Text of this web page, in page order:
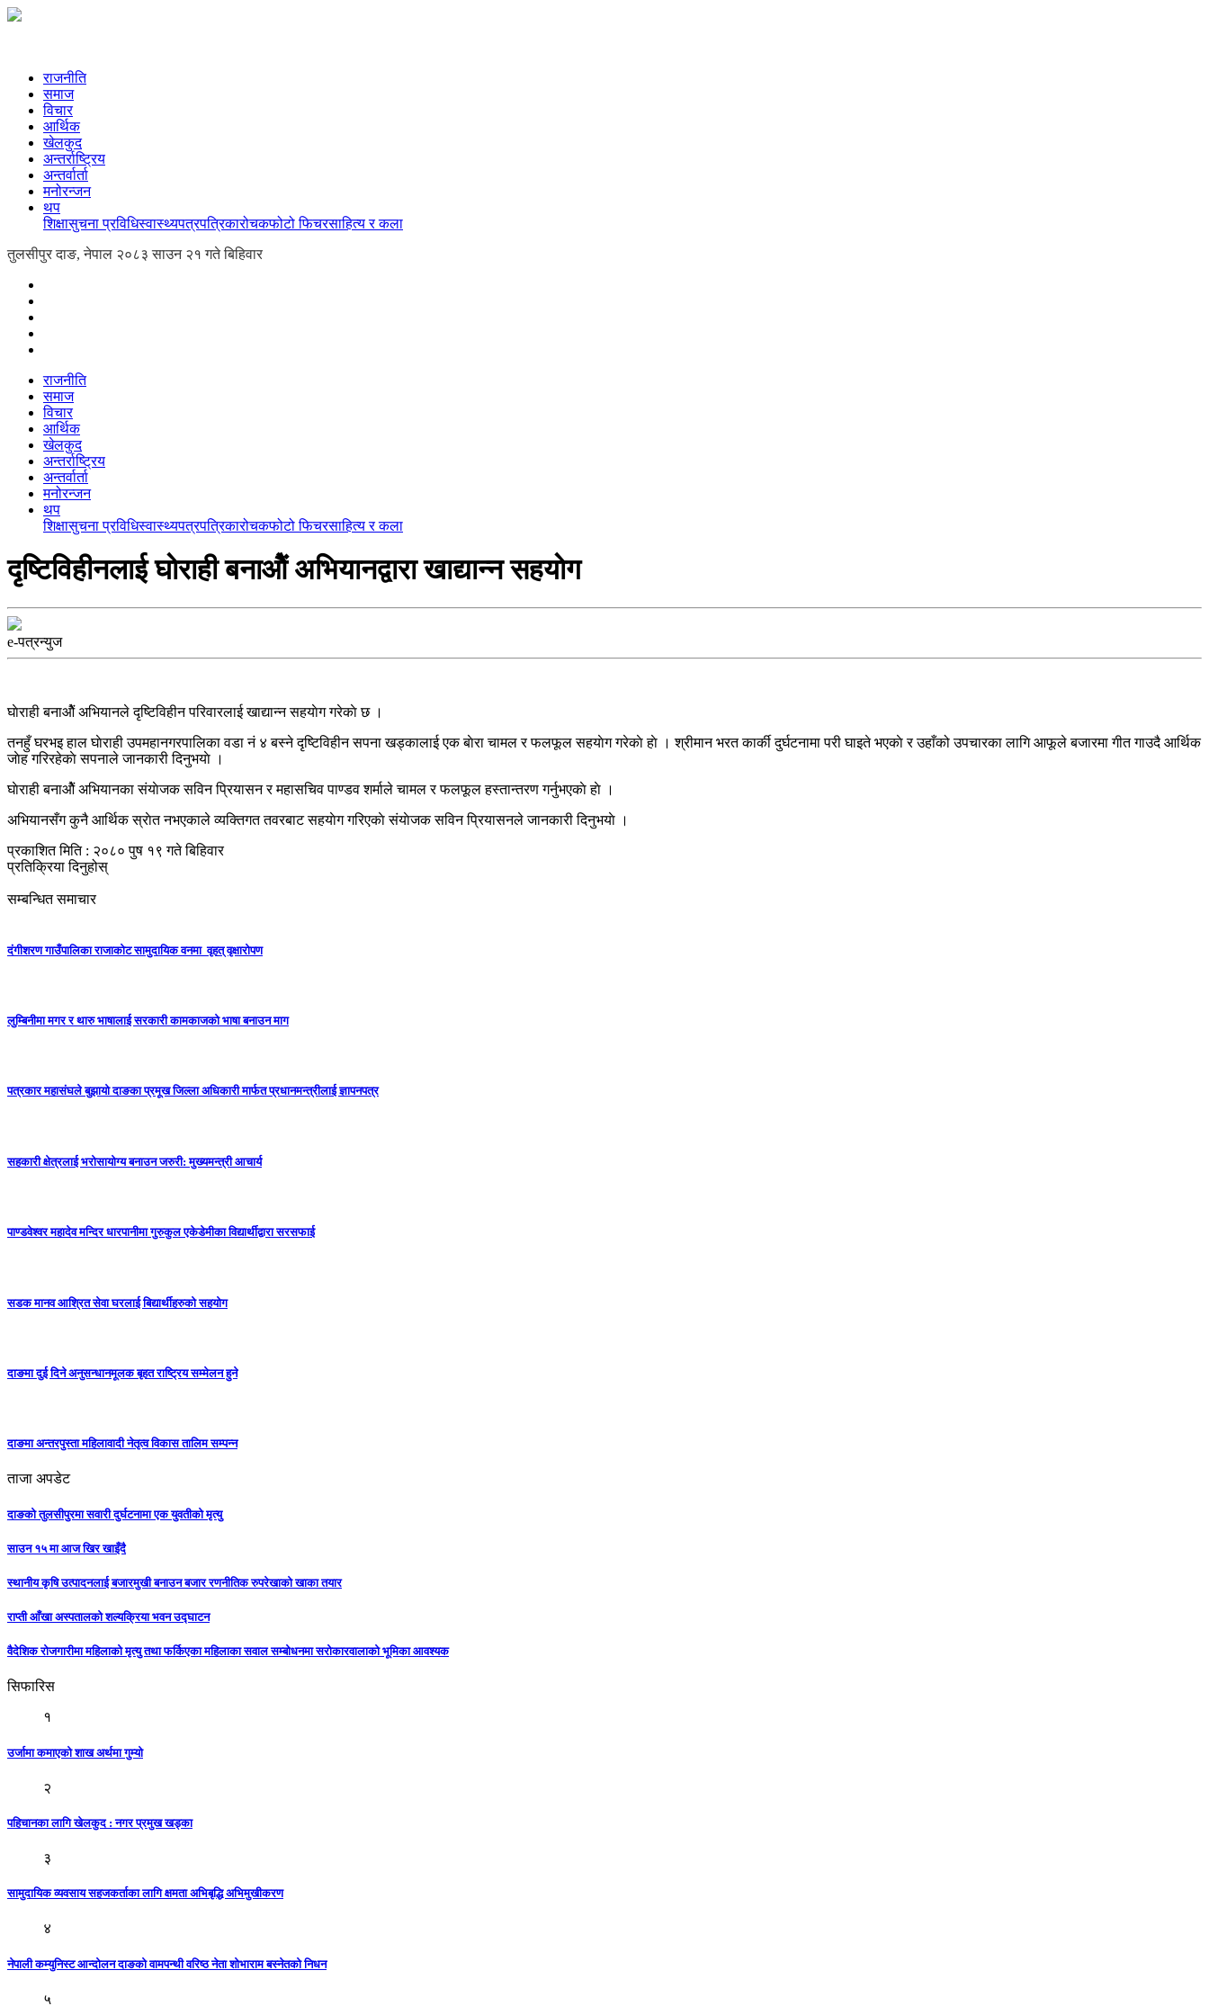
राजनीति
समाज
विचार
आर्थिक
खेलकुद
अन्तर्राष्ट्रिय
अन्तर्वार्ता
मनोरन्जन
थप
शिक्षासुचना प्रविधिस्वास्थ्यपत्रपत्रिकारोचकफोटो फिचरसाहित्य र कला
तुलसीपुर दाङ, नेपाल २०८३ साउन २१ गते बिहिवार
राजनीति
समाज
विचार
आर्थिक
खेलकुद
अन्तर्राष्ट्रिय
अन्तर्वार्ता
मनोरन्जन
थप
शिक्षासुचना प्रविधिस्वास्थ्यपत्रपत्रिकारोचकफोटो फिचरसाहित्य र कला
दृष्टिविहीनलाई घाेराही बनाओैं अभियानद्वारा खाद्यान्न सहयाेग
e-पत्रन्युज
घाेराही बनाओैं अभियानले दृष्टिविहीन परिवारलाई खाद्यान्न सहयाेग गरेकाे छ ।
तनहुँ घरभइ हाल घाेराही उपमहानगरपालिका वडा नं ४ बस्ने दृष्टिविहीन सपना खड्कालाई एक बाेरा चामल र फलफूल सहयाेग गरेकाे हाे । श्रीमान भरत कार्की दुर्घटनामा परी घाइते भएकाे र उहाँको उपचारका लागि आफूले बजारमा गीत गाउदै आर्थिक
जाेह गरिरहेकाे सपनाले जानकारी दिनुभयाे ।
घाेराही बनाओैं अभियानका संयाेजक सविन प्रियासन र महासचिव पाण्डव शर्माले चामल र फलफूल हस्तान्तरण गर्नुभएकाे हाे ।
अभियानसँग कुनै आर्थिक स्राेत नभएकाले व्यक्तिगत तवरबाट सहयाेग गरिएकाे संयाेजक सविन प्रियासनले जानकारी दिनुभयाे ।
प्रकाशित मिति : २०८० पुष १९ गते बिहिवार
प्रतिक्रिया दिनुहोस्
सम्बन्धित समाचार
दंगीशरण गाउँपालिका राजाकाेट सामुदायिक वनमा वृहत् वृक्षारोपण
लुम्बिनीमा मगर र थारु भाषालाई सरकारी कामकाजको भाषा बनाउन माग
पत्रकार महासंघले बुझायो दाङका प्रमूख जिल्ला अधिकारी मार्फत प्रधानमन्त्रीलाई ज्ञापनपत्र
सहकारी क्षेत्रलाई भरोसायोग्य बनाउन जरुरी: मुख्यमन्त्री आचार्य
पाण्डवेश्वर महादेव मन्दिर धारपानीमा गुरुकुल एकेडेमीका विद्यार्थीद्वारा सरसफाई
सडक मानव आश्रित सेवा घरलाई बिद्यार्थीहरुको सहयोग
दाङमा दुई दिने अनुसन्धानमूलक बृहत राष्ट्रिय सम्मेलन हुने
दाङमा अन्तरपुस्ता महिलावादी नेतृत्व विकास तालिम सम्पन्न
ताजा अपडेट
दाङको तुलसीपुरमा सवारी दुर्घटनामा एक युवतीको मृत्यु
साउन १५ मा आज खिर खाइँदै
स्थानीय कृषि उत्पादनलाई बजारमुखी बनाउन बजार रणनीतिक रुपरेखाको खाका तयार
राप्ती आँखा अस्पतालको शल्यक्रिया भवन उद्घाटन
वैदेशिक रोजगारीमा महिलाको मृत्यु तथा फर्किएका महिलाका सवाल सम्बोधनमा सरोकारवालाको भूमिका आवश्यक
सिफारिस
१
उर्जामा कमाएको शाख अर्थमा गुम्यो
२
पहिचानका लागि खेलकुद : नगर प्रमुख खड्का
३
सामुदायिक व्यवसाय सहजकर्ताका लागि क्षमता अभिबृद्धि अभिमुखीकरण
४
नेपाली कम्युनिस्ट आन्दोलन दाङको वामपन्थी वरिष्ठ नेता शोभाराम बस्नेतको निधन
५